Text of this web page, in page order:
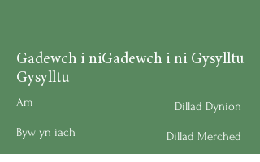
Gadewch i ni Gysylltu
Gadewch i ni
Gysylltu
Dillad Dynion
Dillad Merched
Am
Byw yn iach